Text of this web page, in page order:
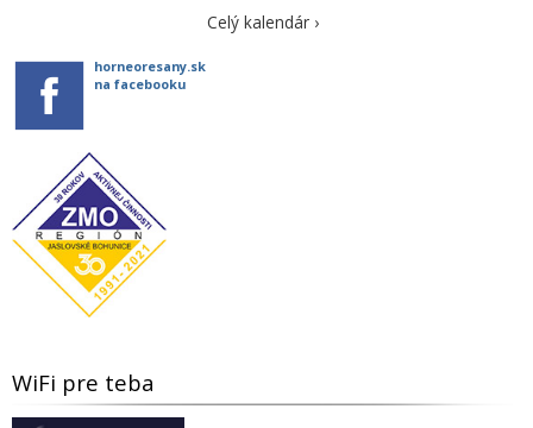
Celý kalendár ›
horneoresany.sk
na facebooku
WiFi pre teba